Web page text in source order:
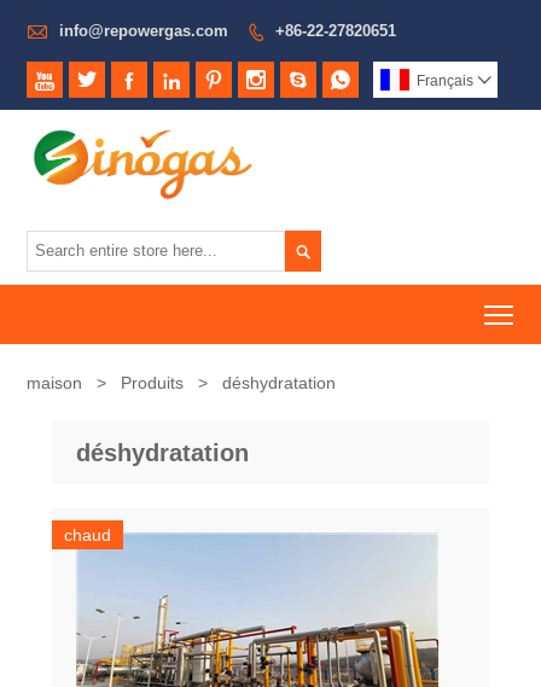
 info@repowergas.com  +86-22-27820651
        Français 

maison > Produits > déshydratation
déshydratation
chaud